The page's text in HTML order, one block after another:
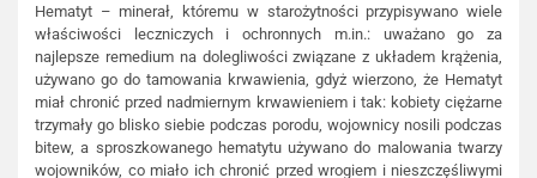
Hematyt – minerał, któremu w starożytności przypisywano wiele
właściwości leczniczych i ochronnych m.in.: uważano go za
najlepsze remedium na dolegliwości związane z układem krążenia,
używano go do tamowania krwawienia, gdyż wierzono, że Hematyt
miał chronić przed nadmiernym krwawieniem i tak: kobiety ciężarne
trzymały go blisko siebie podczas porodu, wojownicy nosili podczas
bitew, a sproszkowanego hematytu używano do malowania twarzy
wojowników, co miało ich chronić przed wrogiem i nieszczęśliwymi